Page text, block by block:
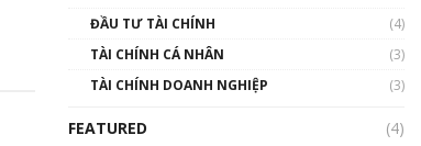
uptrend trong năm 2023? |
Phổ cập Blockchain
00:02:14
Nhìn lại năm 2022: Những
ĐẦU TƯ TÀI CHÍNH
(4)
TÀI CHÍNH CÁ NHÂN
(3)
TÀI CHÍNH DOANH NGHIỆP
(3)
FEATURED
(4)